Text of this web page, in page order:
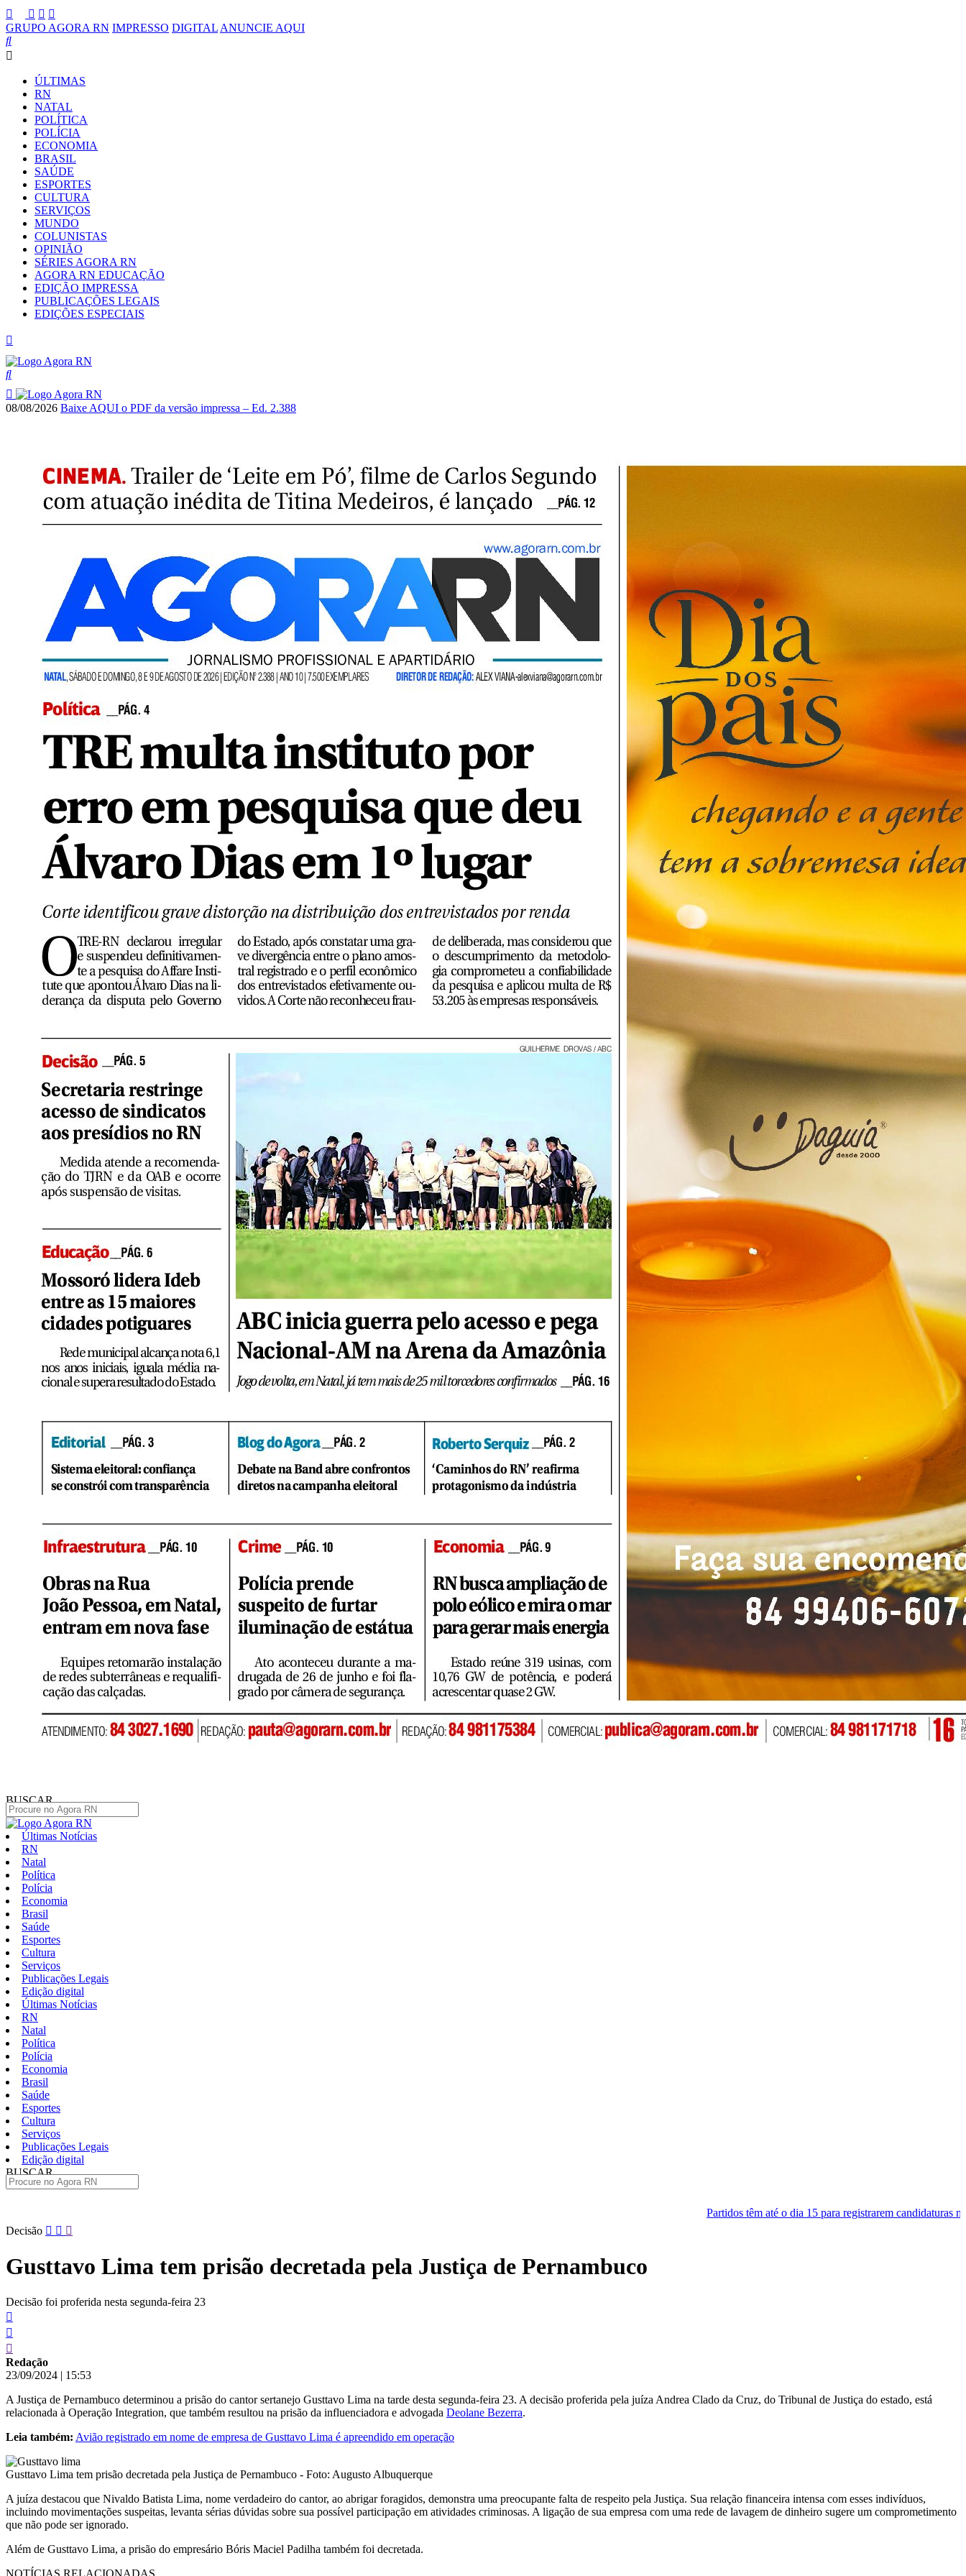
GRUPO AGORA RN IMPRESSO DIGITAL ANUNCIE AQUI
ÚLTIMAS
RN
NATAL
POLÍTICA
POLÍCIA
ECONOMIA
BRASIL
SAÚDE
ESPORTES
CULTURA
SERVIÇOS
MUNDO
COLUNISTAS
OPINIÃO
SÉRIES AGORA RN
AGORA RN EDUCAÇÃO
EDIÇÃO IMPRESSA
PUBLICAÇÕES LEGAIS
EDIÇÕES ESPECIAIS
08/08/2026 Baixe AQUI o PDF da versão impressa – Ed. 2.388
BUSCAR
Últimas Notícias
RN
Natal
Política
Polícia
Economia
Brasil
Saúde
Esportes
Cultura
Serviços
Publicações Legais
Edição digital
Últimas Notícias
RN
Natal
Política
Polícia
Economia
Brasil
Saúde
Esportes
Cultura
Serviços
Publicações Legais
Edição digital
BUSCAR
Partidos têm até o dia 15 para registrarem candidaturas nos tribunais
Pular
conteúdo
Decisão
Gusttavo Lima tem prisão decretada pela Justiça de Pernambuco
Decisão foi proferida nesta segunda-feira 23
Redação
23/09/2024 | 15:53
A Justiça de Pernambuco determinou a prisão do cantor sertanejo Gusttavo Lima na tarde desta segunda-feira 23. A decisão proferida pela juíza Andrea Clado da Cruz, do Tribunal de Justiça do estado, está
relacionada à Operação Integration, que também resultou na prisão da influenciadora e advogada Deolane Bezerra.
Leia também: Avião registrado em nome de empresa de Gusttavo Lima é apreendido em operação
Gusttavo Lima tem prisão decretada pela Justiça de Pernambuco - Foto: Augusto Albuquerque
A juíza destacou que Nivaldo Batista Lima, nome verdadeiro do cantor, ao abrigar foragidos, demonstra uma preocupante falta de respeito pela Justiça. Sua relação financeira intensa com esses indivíduos,
incluindo movimentações suspeitas, levanta sérias dúvidas sobre sua possível participação em atividades criminosas. A ligação de sua empresa com uma rede de lavagem de dinheiro sugere um comprometimento
que não pode ser ignorado.
Além de Gusttavo Lima, a prisão do empresário Bóris Maciel Padilha também foi decretada.
NOTÍCIAS RELACIONADAS